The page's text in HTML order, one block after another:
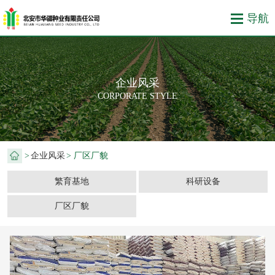
企业风采
CORPORATE STYLE
> 企业风采> 厂区厂貌
繁育基地 科研设备
厂区厂貌